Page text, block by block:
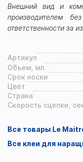
Внешний вид и
производителем
ответственности за
Артикул
Объем, мл
Срок носки
Цвет
Страна
Скорость сцепки,
Все товары Le
Все клеи для